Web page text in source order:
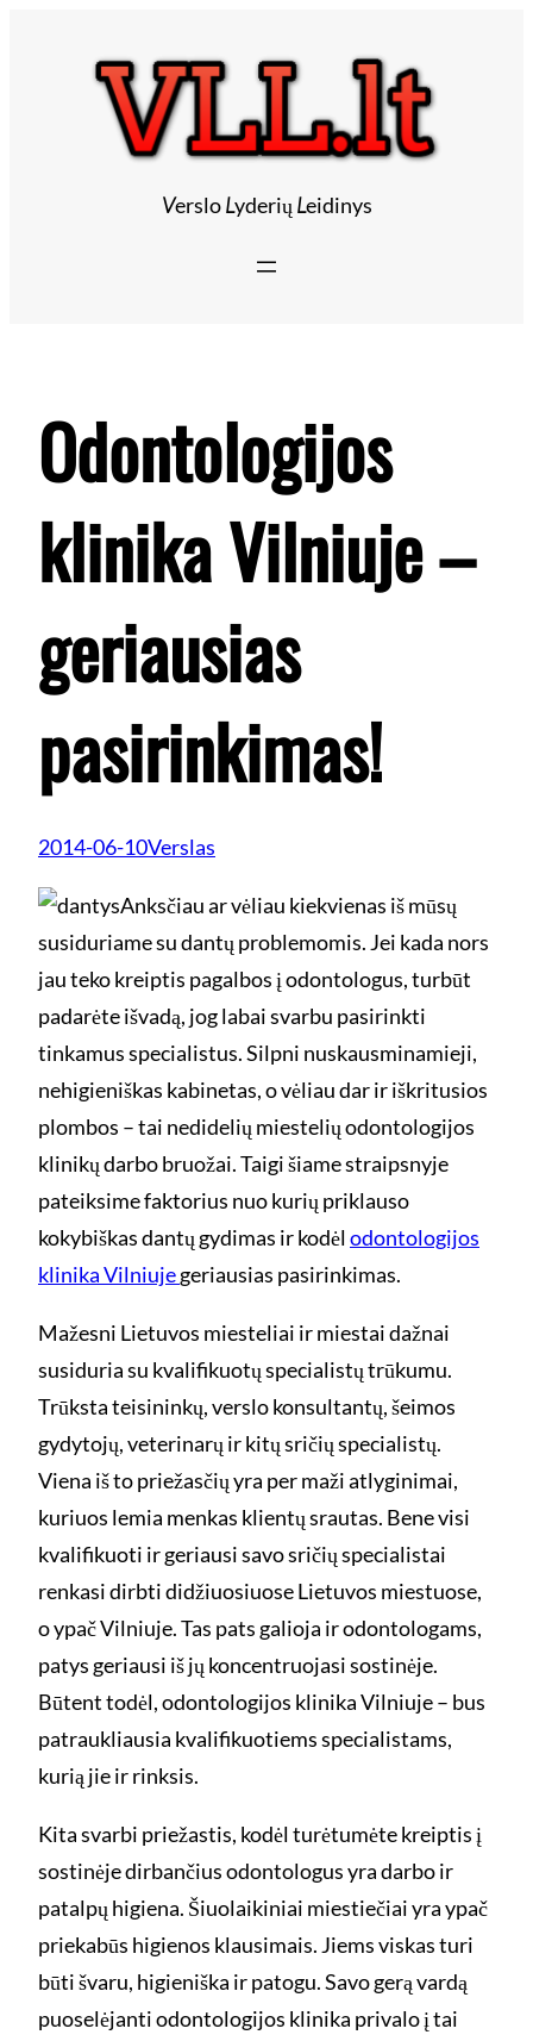
VersloLyderių Leidinys
Odontologijos
klinika Vilniuje –
geriausias
pasirinkimas!
2014-06-10Verslas
Anksčiau ar vėliau kiekvienas iš mūsų
susiduriame su dantų problemomis. Jei kada nors
jau teko kreiptis pagalbos į odontologus, turbūt
padarėte išvadą, jog labai svarbu pasirinkti
tinkamus specialistus. Silpni nuskausminamieji,
nehigieniškas kabinetas, o vėliau dar ir iškritusios
plombos – tai nedidelių miestelių odontologijos
klinikų darbo bruožai. Taigi šiame straipsnyje
pateiksime faktorius nuo kurių priklauso
kokybiškas dantų gydimas ir kodėlodontologijos
klinika Vilniujegeriausias pasirinkimas.
Mažesni Lietuvos miesteliai ir miestai dažnai
susiduria su kvalifikuotų specialistų trūkumu.
Trūksta teisininkų, verslo konsultantų, šeimos
gydytojų, veterinarų ir kitų sričių specialistų.
Viena iš to priežasčių yra per maži atlyginimai,
kuriuos lemia menkas klientų srautas. Bene visi
kvalifikuoti ir geriausi savo sričių specialistai
renkasi dirbti didžiuosiuose Lietuvos miestuose,
o ypač Vilniuje. Tas pats galioja ir odontologams,
patys geriausi iš jų koncentruojasi sostinėje.
Būtent todėl, odontologijos klinika Vilniuje – bus
patraukliausia kvalifikuotiems specialistams,
kurią jie ir rinksis.
Kita svarbi priežastis, kodėl turėtumėte kreiptis į
sostinėje dirbančius odontologus yra darbo ir
patalpų higiena. Šiuolaikiniai miestiečiai yra ypač
priekabūs higienos klausimais. Jiems viskas turi
būti švaru, higieniška ir patogu. Savo gerą vardą
puoselėjanti odontologijos klinika privalo į tai